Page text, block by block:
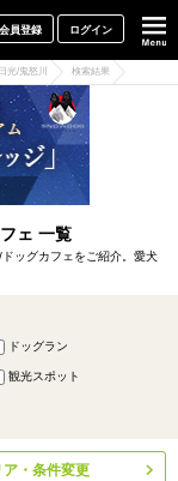
会員登録 ログイン
日光/鬼怒川 検索結果
ェ 一覧
ッグカフェをご紹介。愛犬
ドッグラン
観光スポット
ア・条件変更